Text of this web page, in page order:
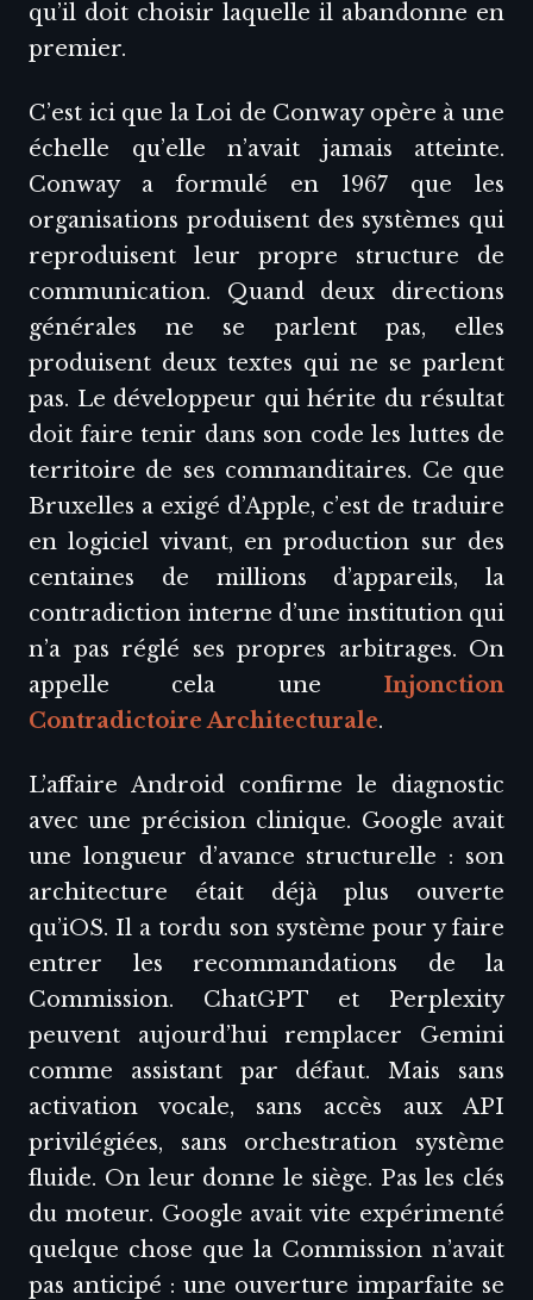
qu’il doit choisir laquelle il abandonne en
premier.
C’est ici que la Loi de Conway opère à une
échelle qu’elle n’avait jamais atteinte.
Conway a formulé en 1967 que les
organisations produisent des systèmes qui
reproduisent leur propre structure de
communication. Quand deux directions
générales ne se parlent pas, elles
produisent deux textes qui ne se parlent
pas. Le développeur qui hérite du résultat
doit faire tenir dans son code les luttes de
territoire de ses commanditaires. Ce que
Bruxelles a exigé d’Apple, c’est de traduire
en logiciel vivant, en production sur des
centaines de millions d’appareils, la
contradiction interne d’une institution qui
n’a pas réglé ses propres arbitrages. On
appelle cela une Injonction
Contradictoire Architecturale.
L’affaire Android confirme le diagnostic
avec une précision clinique. Google avait
une longueur d’avance structurelle : son
architecture était déjà plus ouverte
qu’iOS. Il a tordu son système pour y faire
entrer les recommandations de la
Commission. ChatGPT et Perplexity
peuvent aujourd’hui remplacer Gemini
comme assistant par défaut. Mais sans
activation vocale, sans accès aux API
privilégiées, sans orchestration système
fluide. On leur donne le siège. Pas les clés
du moteur. Google avait vite expérimenté
quelque chose que la Commission n’avait
pas anticipé : une ouverture imparfaite se